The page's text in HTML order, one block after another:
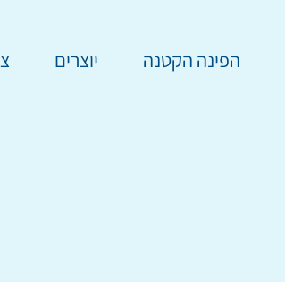
הפינה הקטנה יוצרים